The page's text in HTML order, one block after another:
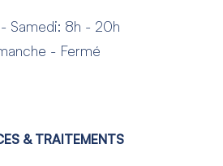
Samedi: 8h - 20h
- Fermé
& TRAITEMENTS